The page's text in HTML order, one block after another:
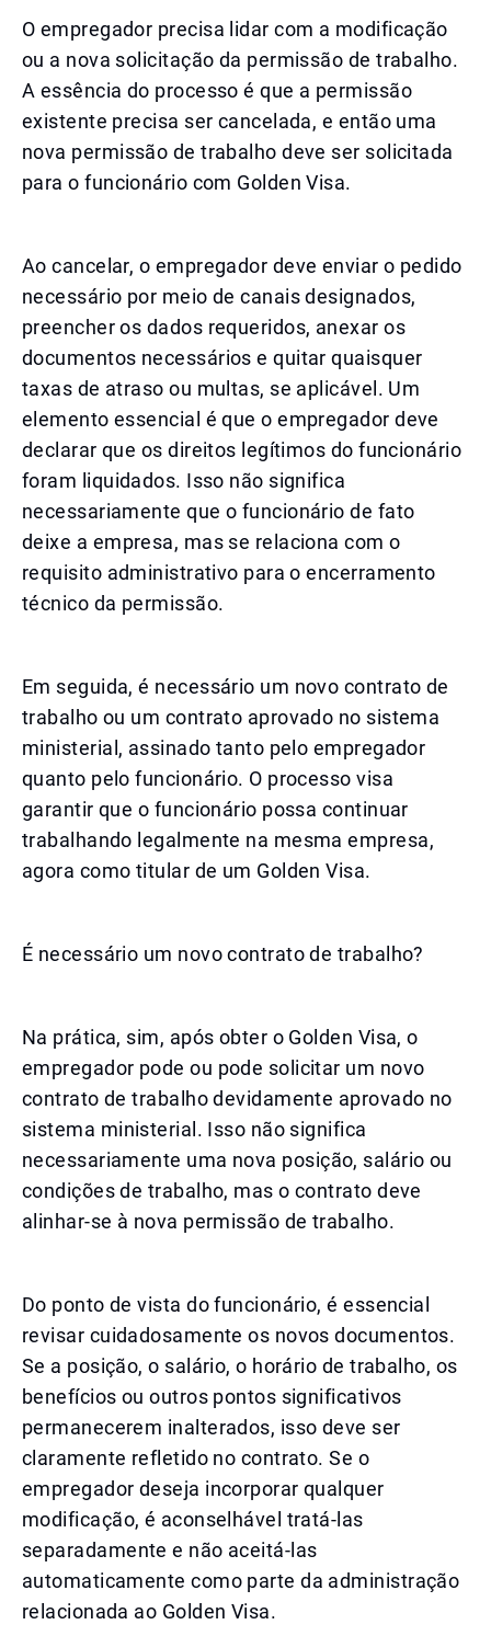
O empregador precisa lidar com a modificação
ou a nova solicitação da permissão de trabalho.
A essência do processo é que a permissão
existente precisa ser cancelada, e então uma
nova permissão de trabalho deve ser solicitada
para o funcionário com Golden Visa.
Ao cancelar, o empregador deve enviar o pedido
necessário por meio de canais designados,
preencher os dados requeridos, anexar os
documentos necessários e quitar quaisquer
taxas de atraso ou multas, se aplicável. Um
elemento essencial é que o empregador deve
declarar que os direitos legítimos do funcionário
foram liquidados. Isso não significa
necessariamente que o funcionário de fato
deixe a empresa, mas se relaciona com o
requisito administrativo para o encerramento
técnico da permissão.
Em seguida, é necessário um novo contrato de
trabalho ou um contrato aprovado no sistema
ministerial, assinado tanto pelo empregador
quanto pelo funcionário. O processo visa
garantir que o funcionário possa continuar
trabalhando legalmente na mesma empresa,
agora como titular de um Golden Visa.
É necessário um novo contrato de trabalho?
Na prática, sim, após obter o Golden Visa, o
empregador pode ou pode solicitar um novo
contrato de trabalho devidamente aprovado no
sistema ministerial. Isso não significa
necessariamente uma nova posição, salário ou
condições de trabalho, mas o contrato deve
alinhar-se à nova permissão de trabalho.
Do ponto de vista do funcionário, é essencial
revisar cuidadosamente os novos documentos.
Se a posição, o salário, o horário de trabalho, os
benefícios ou outros pontos significativos
permanecerem inalterados, isso deve ser
claramente refletido no contrato. Se o
empregador deseja incorporar qualquer
modificação, é aconselhável tratá-las
separadamente e não aceitá-las
automaticamente como parte da administração
relacionada ao Golden Visa.